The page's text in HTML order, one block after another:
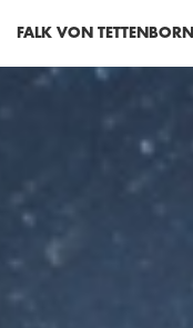
FALK VON TETTENBORN